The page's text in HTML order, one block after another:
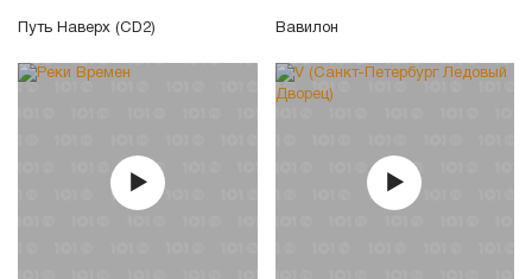
Путь Наверх (CD2) Вавилон